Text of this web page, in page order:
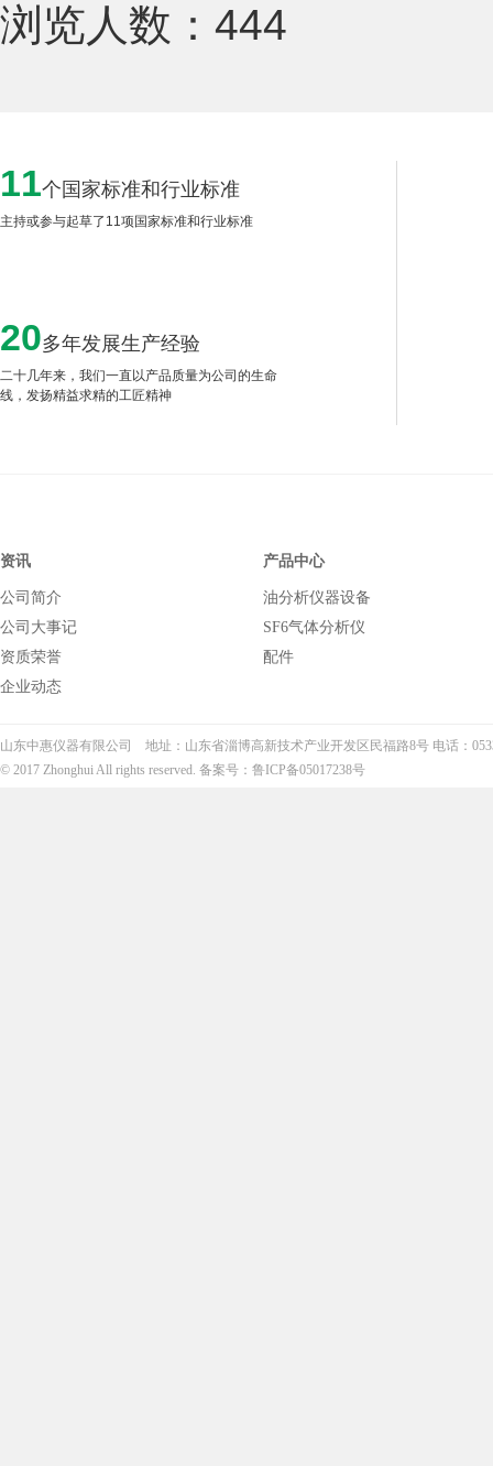
浏览人数： 444
11个国家标准和行业标准
主持或参与起草了11项国家标准和行业标准
20多年发展生产经验
二十几年来，我们一直以产品质量为公司的生命
线，发扬精益求精的工匠精神